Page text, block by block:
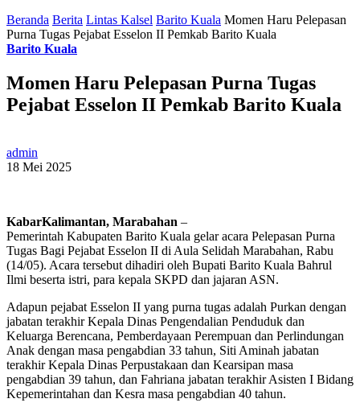
Beranda Berita Lintas Kalsel Barito Kuala Momen Haru Pelepasan
Purna Tugas Pejabat Esselon II Pemkab Barito Kuala
Barito Kuala
Momen Haru Pelepasan Purna Tugas
Pejabat Esselon II Pemkab Barito Kuala
admin
18 Mei 2025
KabarKalimantan, Marabahan –
Pemerintah Kabupaten Barito Kuala gelar acara Pelepasan Purna
Tugas Bagi Pejabat Esselon II di Aula Selidah Marabahan, Rabu
(14/05). Acara tersebut dihadiri oleh Bupati Barito Kuala Bahrul
Ilmi beserta istri, para kepala SKPD dan jajaran ASN.
Adapun pejabat Esselon II yang purna tugas adalah Purkan dengan
jabatan terakhir Kepala Dinas Pengendalian Penduduk dan
Keluarga Berencana, Pemberdayaan Perempuan dan Perlindungan
Anak dengan masa pengabdian 33 tahun, Siti Aminah jabatan
terakhir Kepala Dinas Perpustakaan dan Kearsipan masa
pengabdian 39 tahun, dan Fahriana jabatan terakhir Asisten I Bidang
Kepemerintahan dan Kesra masa pengabdian 40 tahun.